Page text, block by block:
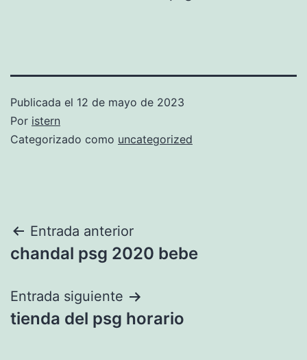
Publicada el 12 de mayo de 2023
Por istern
Categorizado como uncategorized
Navegación
de
entradas
Entrada anterior
chandal psg 2020 bebe
Entrada siguiente
tienda del psg horario